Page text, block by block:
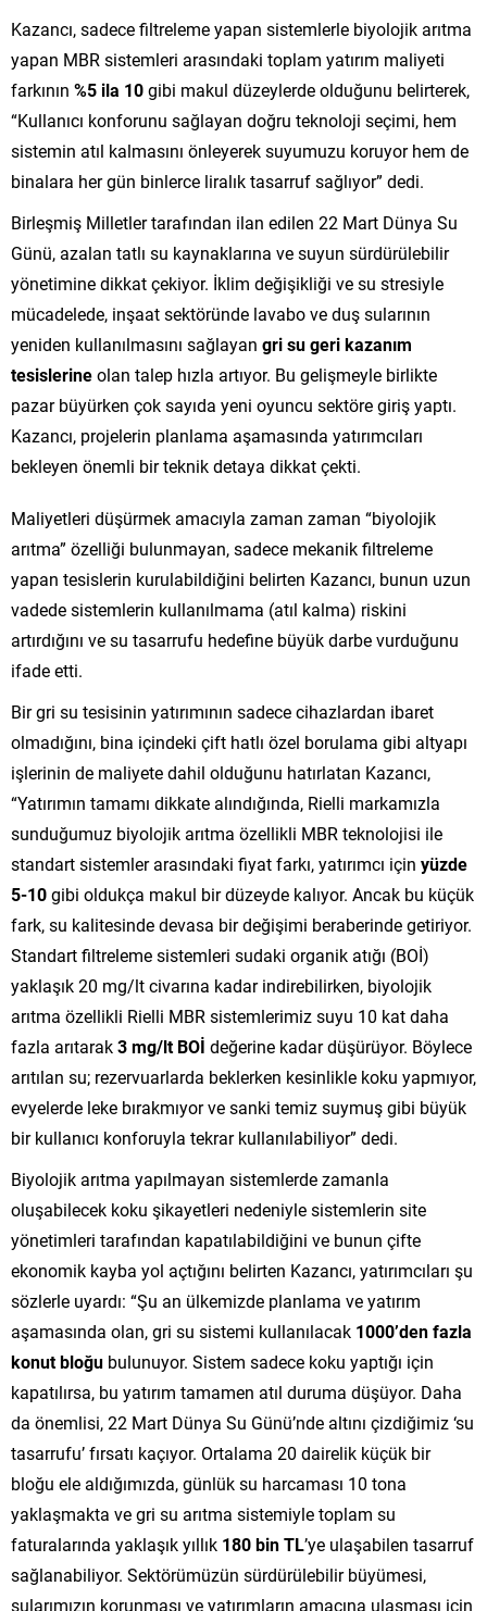
Kazancı, sadece filtreleme yapan sistemlerle biyolojik arıtma
yapan MBR sistemleri arasındaki toplam yatırım maliyeti
farkının %5 ila 10gibi makul düzeylerde olduğunu belirterek,
“Kullanıcı konforunu sağlayan doğru teknoloji seçimi, hem
sistemin atıl kalmasını önleyerek suyumuzu koruyor hem de
binalara her gün binlerce liralık tasarruf sağlıyor” dedi.
Birleşmiş Milletler tarafından ilan edilen 22 Mart Dünya Su
Günü, azalan tatlı su kaynaklarına ve suyun sürdürülebilir
yönetimine dikkat çekiyor. İklim değişikliği ve su stresiyle
mücadelede, inşaat sektöründe lavabo ve duş sularının
yeniden kullanılmasını sağlayan gri su geri kazanım
tesislerineolan talep hızla artıyor. Bu gelişmeyle birlikte
pazar büyürken çok sayıda yeni oyuncu sektöre giriş yaptı.
Kazancı, projelerin planlama aşamasında yatırımcıları
bekleyen önemli bir teknik detaya dikkat çekti.
Maliyetleri düşürmek amacıyla zaman zaman “biyolojik
arıtma” özelliği bulunmayan, sadece mekanik filtreleme
yapan tesislerin kurulabildiğini belirten Kazancı, bunun uzun
vadede sistemlerin kullanılmama (atıl kalma) riskini
artırdığını ve su tasarrufu hedefine büyük darbe vurduğunu
ifade etti.
Bir gri su tesisinin yatırımının sadece cihazlardan ibaret
olmadığını, bina içindeki çift hatlı özel borulama gibi altyapı
işlerinin de maliyete dahil olduğunu hatırlatan Kazancı,
“Yatırımın tamamı dikkate alındığında, Rielli markamızla
sunduğumuz biyolojik arıtma özellikli MBR teknolojisi ile
standart sistemler arasındaki fiyat farkı, yatırımcı için yüzde
5-10gibi oldukça makul bir düzeyde kalıyor. Ancak bu küçük
fark, su kalitesinde devasa bir değişimi beraberinde getiriyor.
Standart filtreleme sistemleri sudaki organik atığı (BOİ)
yaklaşık 20 mg/lt civarına kadar indirebilirken, biyolojik
arıtma özellikli Rielli MBR sistemlerimiz suyu 10 kat daha
fazla arıtarak3 mg/lt BOİ değerine kadar düşürüyor. Böylece
arıtılan su; rezervuarlarda beklerken kesinlikle koku yapmıyor,
evyelerde leke bırakmıyor ve sanki temiz suymuş gibi büyük
bir kullanıcı konforuyla tekrar kullanılabiliyor” dedi.
Biyolojik arıtma yapılmayan sistemlerde zamanla
oluşabilecek koku şikayetleri nedeniyle sistemlerin site
yönetimleri tarafından kapatılabildiğini ve bunun çifte
ekonomik kayba yol açtığını belirten Kazancı, yatırımcıları şu
sözlerle uyardı: “Şu an ülkemizde planlama ve yatırım
aşamasında olan, gri su sistemi kullanılacak 1000’den fazla
konut bloğu bulunuyor. Sistem sadece koku yaptığı için
kapatılırsa, bu yatırım tamamen atıl duruma düşüyor. Daha
da önemlisi, 22 Mart Dünya Su Günü’nde altını çizdiğimiz ‘su
tasarrufu’ fırsatı kaçıyor. Ortalama 20 dairelik küçük bir
bloğu ele aldığımızda, günlük su harcaması 10 tona
yaklaşmakta ve gri su arıtma sistemiyle toplam su
faturalarında yaklaşık yıllık 180 bin TL’ye ulaşabilen tasarruf
sağlanabiliyor. Sektörümüzün sürdürülebilir büyümesi,
sularımızın korunması ve yatırımların amacına ulaşması için